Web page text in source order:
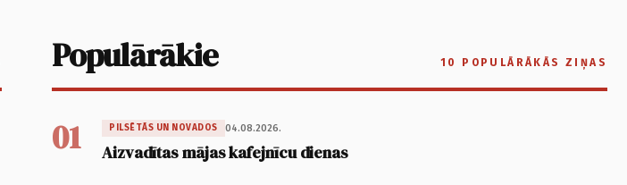
Populārākie 10 POPULĀRĀKĀS ZIŅAS
01 PILSĒTĀS UN NOVADOS 04.08.2026.
Aizvadītas mājas kafejnīcu dienas